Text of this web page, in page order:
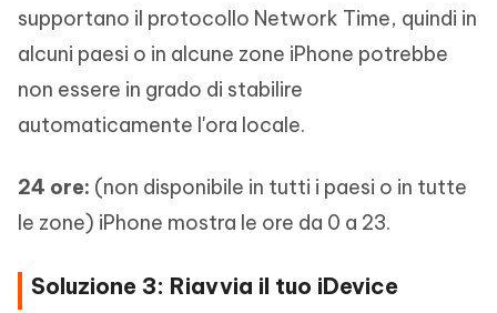
supportano il protocollo Network Time, quindi in
alcuni paesi o in alcune zone iPhone potrebbe
non essere in grado di stabilire
automaticamente l'ora locale.
24 ore: (non disponibile in tutti i paesi o in tutte
le zone) iPhone mostra le ore da 0 a 23.
Soluzione 3: Riavvia il tuo iDevice